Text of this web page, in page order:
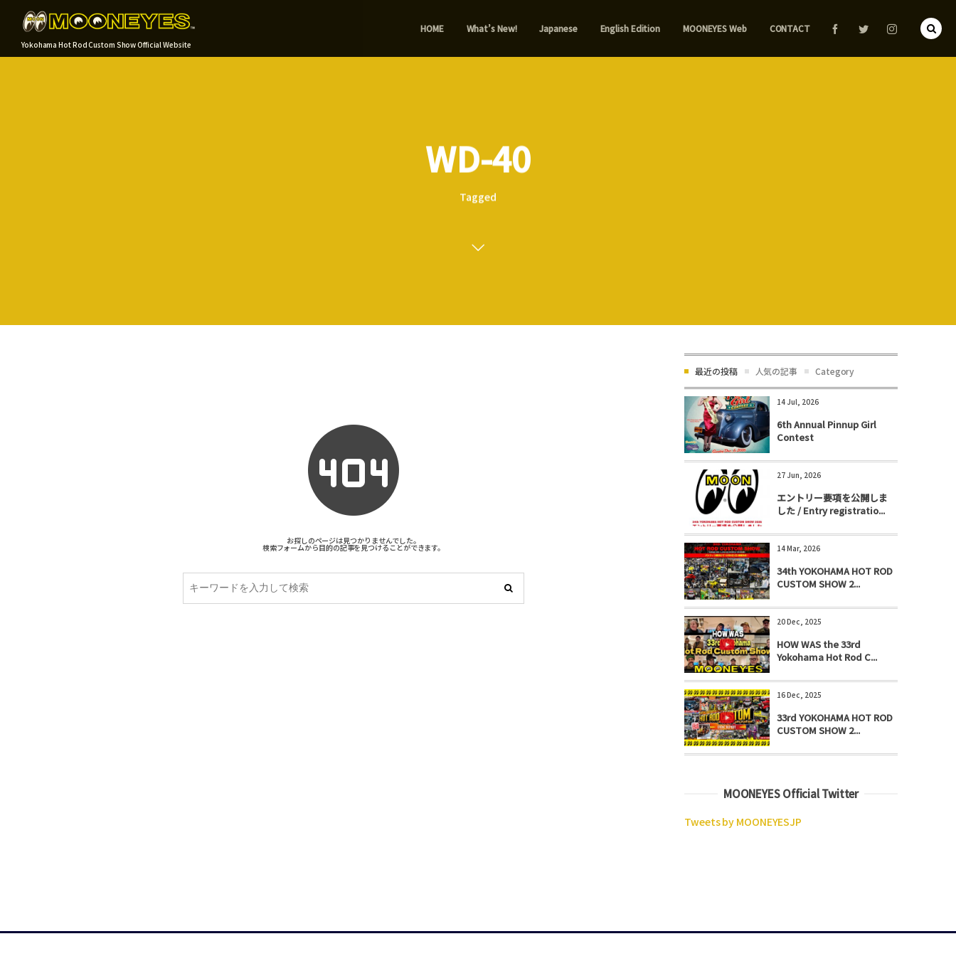
Yokohama Hot Rod Custom Show Official Website
HOME What’s New! Japanese English Edition MOONEYES Web CONTACT
WD-40
Tagged
お探しのページは見つかりませんでした。
検索フォームから目的の記事を見つけることができます。
最近の投稿 人気の記事 Category
14 Jul, 2026
6th Annual Pinnup Girl
Contest
27 Jun, 2026
エントリー要項を公開しま
した / Entry registratio...
14 Mar, 2026
34th YOKOHAMA HOT ROD
CUSTOM SHOW 2...
20 Dec, 2025
HOW WAS the 33rd
Yokohama Hot Rod C...
16 Dec, 2025
33rd YOKOHAMA HOT ROD
CUSTOM SHOW 2...
MOONEYES Official Twitter
Tweets by MOONEYESJP